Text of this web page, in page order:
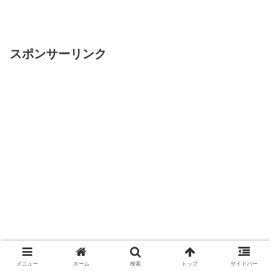
スポンサーリンク
メニュー ホーム 検索 トップ サイドバー